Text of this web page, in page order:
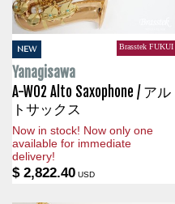
NEW Brasstek FUKUI
Yanagisawa
A-WO2 Alto Saxophone / アル
トサックス
Now in stock! Now only one
available for immediate
delivery!
$ 2,822.40 USD